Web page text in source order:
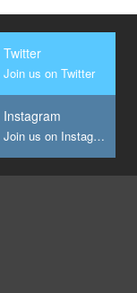
Twitter
Join us on Twitter
Instagram
Join us on Instagram